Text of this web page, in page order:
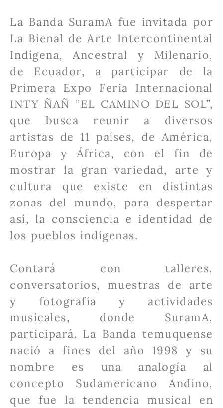
La Banda SuramA fue invitada por
La Bienal de Arte Intercontinental
Indígena, Ancestral y Milenario,
de Ecuador, a participar de la
Primera Expo Feria Internacional
INTY ÑAÑ “EL CAMINO DEL SOL”,
que busca reunir a diversos
artistas de 11 países, de América,
Europa y África, con el fin de
mostrar la gran variedad, arte y
cultura que existe en distintas
zonas del mundo, para despertar
así, la consciencia e identidad de
los pueblos indígenas.
Contará con talleres,
conversatorios, muestras de arte
y fotografía y actividades
musicales, donde SuramA,
participará. La Banda temuquense
nació a fines del año 1998 y su
nombre es una analogía al
concepto Sudamericano Andino,
que fue la tendencia musical en